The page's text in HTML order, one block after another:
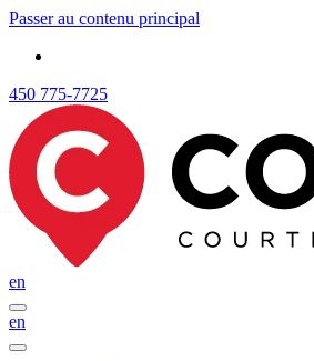
Passer au contenu principal
450 775-7725
en
en